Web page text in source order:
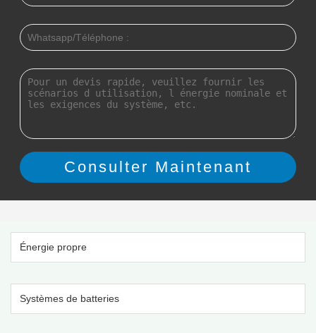
Énergie propre
Systèmes de batteries